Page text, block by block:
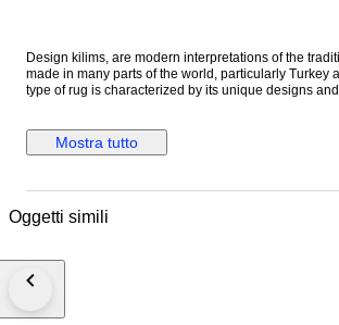
Design kilims, are modern interpretations of the
made in many parts of the world, particularly Turkey
type of rug is characterized by its unique designs
from small living room rugs to large room rugs. They
Scandinavian, bohemian or even industrial-inspired
areas and are easy to clean. The charm of design kilims also lies in the
rugs embody a piece of craftsmanship and tradition
pleasant quality and durability. Due to their special
many years. In summary, design kilims are a great way to add that certain
Mostra tutto
Oggetti simili